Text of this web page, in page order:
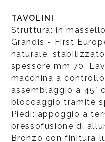
TAVOLINI
Struttura: in
Grandis - First
naturale,
spessore mm 70.
macchina a
assemblaggio a 45°
bloccaggio tramite
Piedi: appoggio a
pressofusione di
Bronzo con finitura